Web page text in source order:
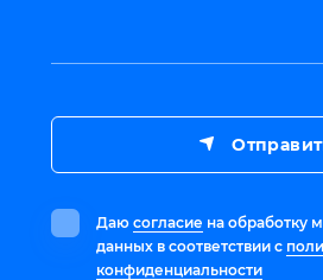
Даю согласие на обработку
данных в соответствии с
конфиденциальности